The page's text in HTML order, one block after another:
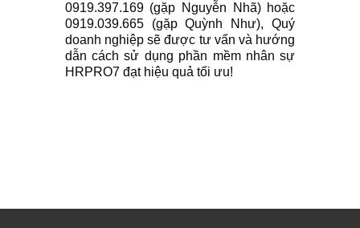
0919.397.169 (gặp Nguyễn Nhã) hoặc
0919.039.665 (gặp Quỳnh Như), Quý
doanh nghiệp sẽ được tư vấn và hướng
dẫn cách sử dụng phần mềm nhân sự
HRPRO7 đạt hiệu quả tối ưu!